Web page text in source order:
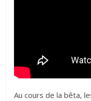
Au cours de la bêta,